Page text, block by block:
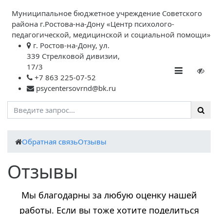
Муниципальное бюджетное учреждение Советского
района г.Ростова-на-Дону «Центр психолого-
педагогической, медицинской и социальной помощи»
г. Ростов-на-Дону, ул.
339 Стрелковой дивизии,
17/3
+7 863 225-07-52
psycentersovrnd@bk.ru
Обратная связьОтзывы
Отзывы
Мы благодарны за любую оценку нашей
работы. Если вы тоже хотите поделиться